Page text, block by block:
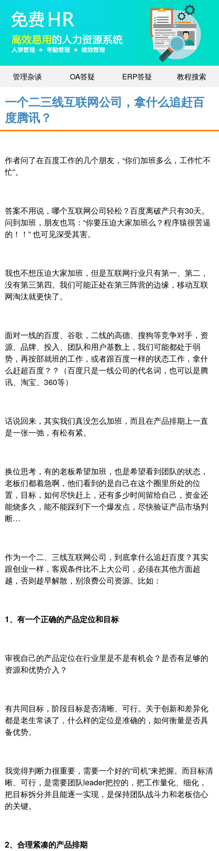
管理杂谈 OA答疑 ERP答疑 教程搜索
一个二三线互联网公司，拿什么追赶百
度腾讯？
作者问了在百度工作的几个朋友，“你们加班多么，工作忙不
忙”。
答案不用说，哪个互联网公司轻松？百度离破产只有30天。
问到加班，朋友也骂：“你要压迫大家加班么？程序猿很苦逼
的！！” 也可见深受其害。
我也不想压迫大家加班，但是互联网行业只有第一、第二，
没有第三第四。我们可能正处在第三阵营的边缘，移动互联
网淘汰就更快了。
面对一线的百度、谷歌，二线的高德、搜狗等竞争对手，资
源、品牌、投入、团队和用户基数上，我们可能都处于弱
势，再按部就班的工作，或者跟百度一样的状态工作，拿什
么赶超百度？？（百度只是一线公司的代名词，也可以是腾
讯、淘宝、360等）
话说回来，其实我们真没怎么加班，而且在产品排期上一直
是一张一弛，有松有紧。
换位思考，有的老板希望加班，也是希望看到团队的状态，
老板们都着急啊，他们看到的是自己在这个圈里所处的位
置，目标，如何尽快赶上，还有多少时间留给自己，资金还
能烧多久，能不能踩到下一个爆发点，尽快验证产品市场判
断…
作为一个二、三线互联网公司，到底拿什么追赶百度？其实
跟创业一样，客观条件比不上大公司，必须在其他方面超
越，否则趁早解散，别浪费公司资源。比如：
1、有一个正确的产品定位和目标
审视自己的产品定位在行业里是不是有机会？是否有足够的
资源和优势介入？
有共同目标，阶段目标是否清晰、可行。关于创新和差异化
都是老生常谈了，什么样的定位是准确的，如何衡量是否具
备优势。
我觉得判断力很重要，需要一个好的“司机”来把握。而目标清
晰、可行，是需要团队leader把控的，把工作量化、细化，
把目标拆分并且能逐一实现，是保持团队战斗力和老板信心
的关键。
2、合理紧凑的产品排期